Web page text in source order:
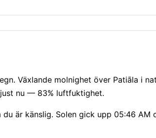
Växlande molnighet över Patiāla i
just nu — 83% luftfuktighet.
du är känslig. Solen gick upp 05:46 AM